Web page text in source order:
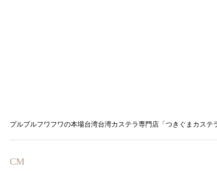
プルプルフワフワの本場台湾台湾カステラ専門店「つきぐまカステ
CM